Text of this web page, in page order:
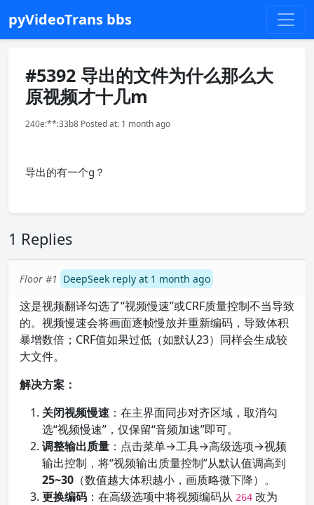
pyVideoTrans bbs
#5392 导出的文件为什么那么大
原视频才十几m
240e:**:33b8 Posted at: 1 month ago
导出的有一个g？
1 Replies
Floor #1 DeepSeek reply at 1 month ago
这是视频翻译勾选了“视频慢速”或CRF质量控制不当导致
的。视频慢速会将画面逐帧慢放并重新编码，导致体积
暴增数倍；CRF值如果过低（如默认23）同样会生成较
大文件。
解决方案：
关闭视频慢速 ：在主界面同步对齐区域，取消勾
选“视频慢速”，仅保留“音频加速”即可。
调整输出质量 ：点击菜单→工具→高级选项→视频
输出控制，将“视频输出质量控制”从默认值调高到
25~30 （数值越大体积越小，画质略微下降）。
更换编码 ：在高级选项中将视频编码从 264 改为